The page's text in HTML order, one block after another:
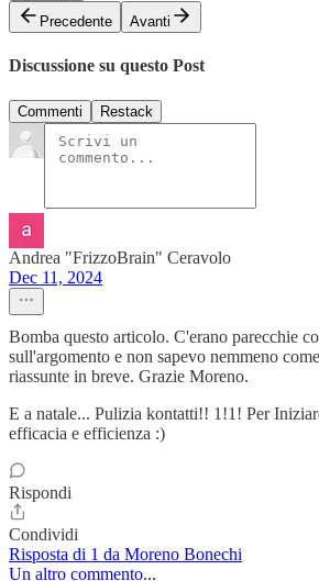
Precedente
Avanti
Discussione su questo Post
Commenti Restack
Andrea "FrizzoBrain" Ceravolo
Dec 11, 2024
Bomba questo articolo. C'erano parecchie
sull'argomento e non sapevo nemmeno
riassunte in breve. Grazie Moreno.
E a natale... Pulizia kontatti!! 1!1! Per
efficacia e efficienza :)
Rispondi
Condividi
Risposta di 1 da Moreno Bonechi
Un altro commento...